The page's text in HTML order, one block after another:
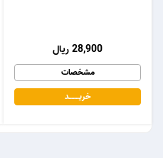
28,900 ریال
مشخصات
خریـــــــد